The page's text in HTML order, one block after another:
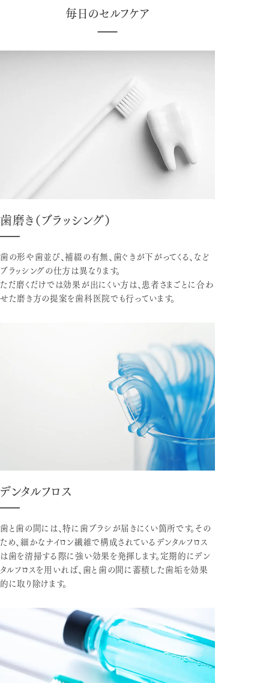
毎日のセルフケア
歯磨き（ブラッシング）
歯の形や歯並び、補綴の有無、歯ぐきが下がってくる、など
ブラッシングの仕方は異なります。
ただ磨くだけでは効果が出にくい方は、患者さまごとに合わ
せた磨き方の提案を歯科医院でも行っています。
デンタルフロス
歯と歯の間には、特に歯ブラシが届きにくい箇所です。その
ため、細かなナイロン繊維で構成されているデンタルフロス
は歯を清掃する際に強い効果を発揮します。定期的にデン
タルフロスを用いれば、歯と歯の間に蓄積した歯垢を効果
的に取り除けます。